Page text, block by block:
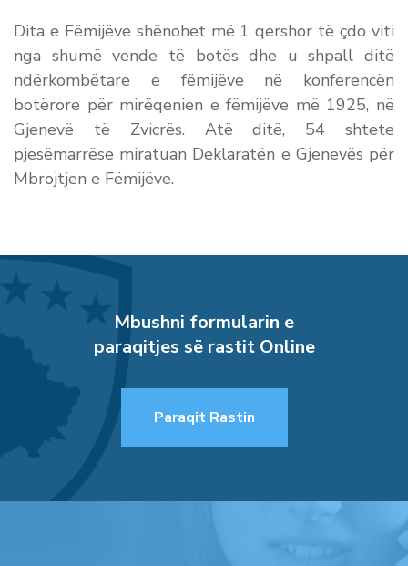
Dita e Fëmijëve shënohet më 1 qershor të çdo viti
nga shumë vende të botës dhe u shpall ditë
ndërkombëtare e fëmijëve në konferencën
botërore për mirëqenien e fëmijëve më 1925, në
Gjenevë të Zvicrës. Atë ditë, 54 shtete
pjesëmarrëse miratuan Deklaratën e Gjenevës për
Mbrojtjen e Fëmijëve.
Mbushni formularin e
paraqitjes së rastit Online
Paraqit Rastin